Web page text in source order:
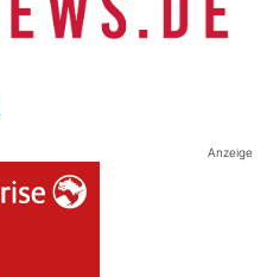
Anzeige